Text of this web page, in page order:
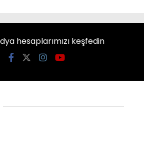
hesaplarımızı keşfedin